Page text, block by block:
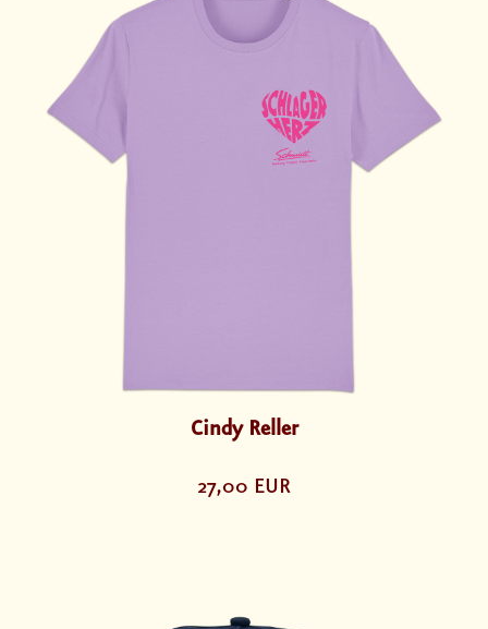
Cindy Reller
27,00 EUR